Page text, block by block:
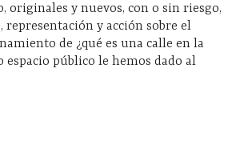
originales y nuevos, con o sin riesgo,
representación y acción sobre el
de ¿qué es una calle en la
espacio público le hemos dado al